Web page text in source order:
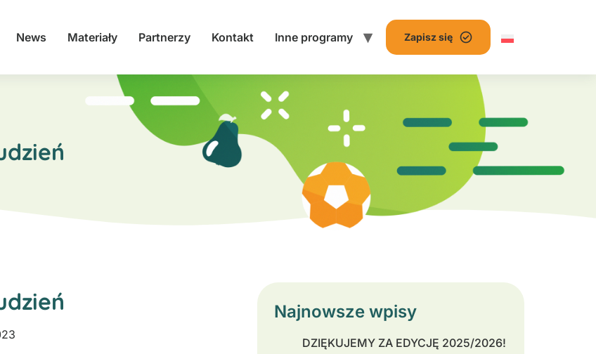
News Materiały Partnerzy Kontakt Inne programy Zapisz się
Najnowsze wpisy
DZIĘKUJEMY ZA EDYCJĘ 2025/2026!